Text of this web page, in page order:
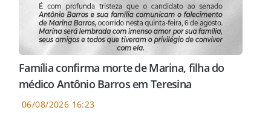
Família confirma morte de Marina, filha do
médico Antônio Barros em Teresina
06/08/2026 16:23